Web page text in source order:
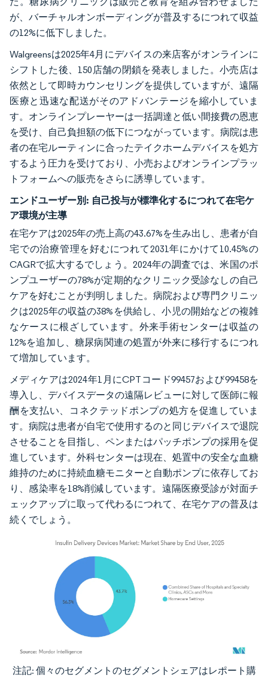
が、バーチャルオンボーディングが普及するにつれて収益
の12%に低下しました。
Walgreensは2025年4月にデバイスの来店客がオンラインに
シフトした後、150店舗の閉鎖を発表しました。小売店は
依然として即時カウンセリングを提供していますが、遠隔
医療と迅速な配送がそのアドバンテージを縮小していま
す。オンラインプレーヤーは一括調達と低い間接費の恩恵
を受け、自己負担額の低下につながっています。病院は患
者の在宅ルーティンに合ったテイクホームデバイスを処方
するよう圧力を受けており、小売およびオンラインプラッ
トフォームへの販売をさらに誘導しています。
エンドユーザー別: 自己投与が標準化するにつれて在宅ケ
ア環境が主導
在宅ケアは2025年の売上高の43.67%を生み出し、患者が自
宅での治療管理を好むにつれて2031年にかけて10.45%の
CAGRで拡大するでしょう。2024年の調査では、米国のポ
ンプユーザーの78%が定期的なクリニック受診なしの自己
ケアを好むことが判明しました。病院および専門クリニッ
クは2025年の収益の38%を供給し、小児の開始などの複雑
なケースに根ざしています。外来手術センターは収益の
12%を追加し、糖尿病関連の処置が外来に移行するにつれ
て増加しています。
メディケアは2024年1月にCPTコード99457および99458を
導入し、デバイスデータの遠隔レビューに対して医師に報
酬を支払い、コネクテッドポンプの処方を促進していま
す。病院は患者が自宅で使用するのと同じデバイスで退院
させることを目指し、ペンまたはパッチポンプの採用を促
進しています。外科センターは現在、処置中の安全な血糖
維持のために持続血糖モニターと自動ポンプに依存してお
り、感染率を18%削減しています。遠隔医療受診が対面チ
ェックアップに取って代わるにつれて、在宅ケアの普及は
続くでしょう。
画像 © Mordor Intelligence。再利用にはCC BY 4.0の表示が必要です。
注記: 個々のセグメントのセグメントシェアはレポート購